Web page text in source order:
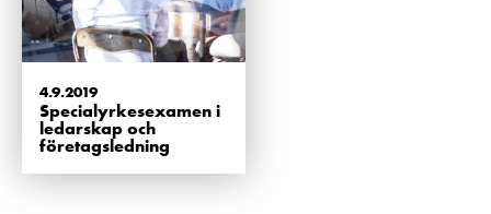
4.9.2019
Specialyrkesexamen i
ledarskap och
företagsledning